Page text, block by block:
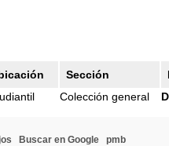
Sección
Colección general
Buscar en Google pmb